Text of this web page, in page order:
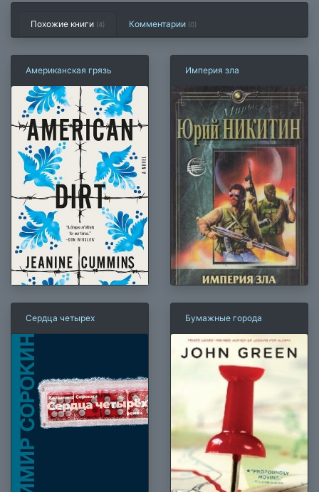
Похожие книги (4) Комментарии (0)
Американская грязь Империя зла
Сердца четырех Бумажные города